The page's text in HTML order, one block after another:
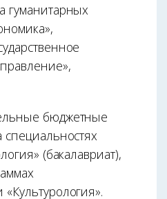
гуманитарных
бюджетные
(бакалавриат),